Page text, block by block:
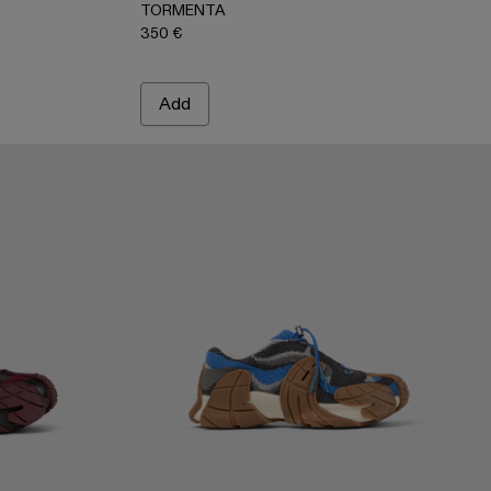
TORMENTA
350 €
Add